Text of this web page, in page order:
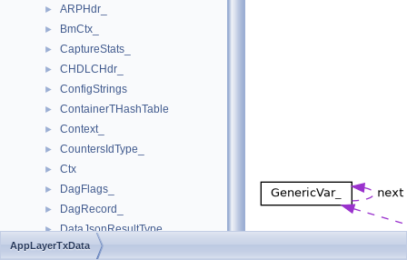
► ARPHdr_
► BmCtx_
► CaptureStats_
► CHDLCHdr_
► ConfigStrings
► ContainerTHashTable
► Context_
► CountersIdType_
► Ctx
► DagFlags_
► DagRecord_
► DataJsonResultType
► DataJsonType
AppLayerTxData